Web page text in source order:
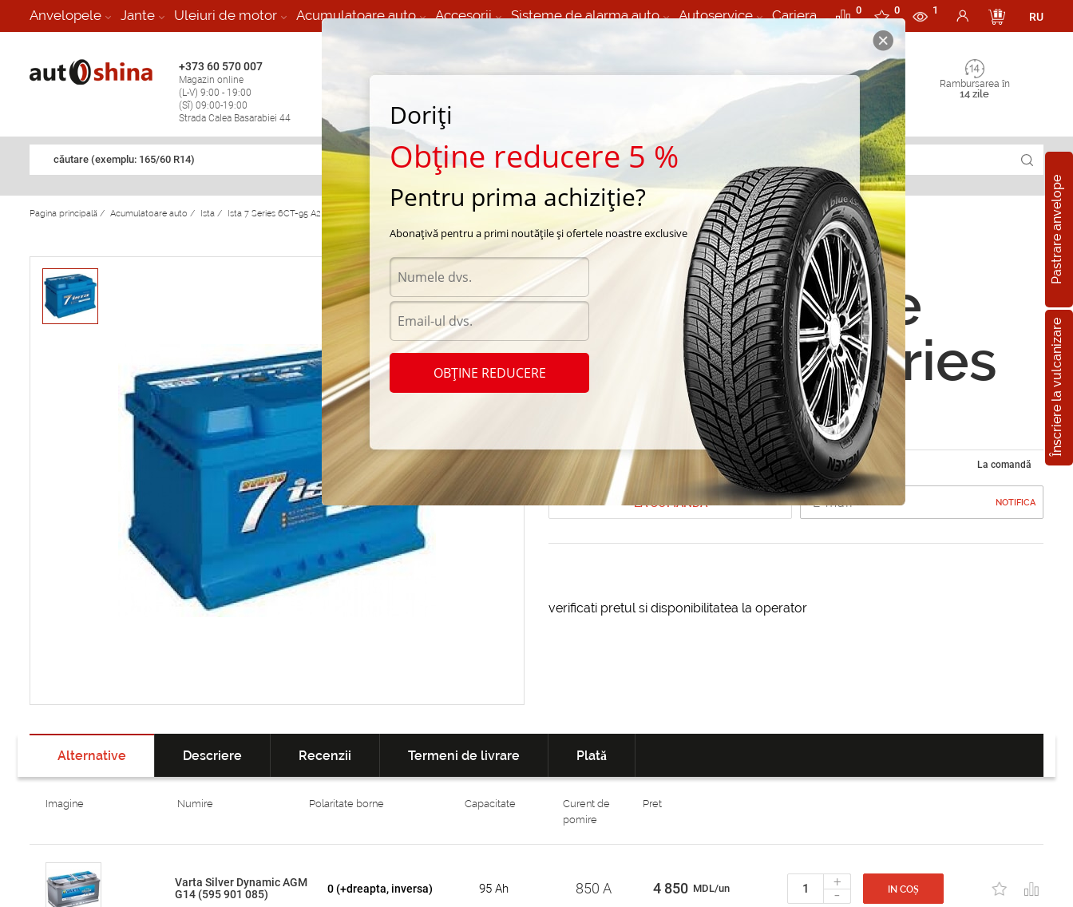
Anvelopele Jante Uleiuri de motor Acumulatoare auto Accesorii Sisteme de alarma auto Autoservice Cariera 0 0 1
RU
+373 60 570 007
Magazin online
(L-V) 9:00 - 19:00
(Sî) 09:00-19:00
Strada Calea Basarabiei 44
Vulcanizare Mobila 24/7 non
Rambursarea în
14 zile
căutare (exemplu: 165/60 R14)
Pastrare anvelope
Înscriere la vulcanizare
Pagina principală / Acumulatoare auto / Ista / Ista 7 Series 6CT-95 A2E
Acumulatoare
auto Ista 7 Series
6CT-95 A2E
Cod produs: AT-2361 La comandă
LA COMANDA NOTIFICA
verificati pretul si disponibilitatea la operator
Alternative Descriere Recenzii Termeni de livrare Plată
Imagine Numire Polaritate borne Capacitate
Curent de
pomire
Pret
Varta Silver Dynamic AGM
G14 (595 901 085)
0 (+dreapta, inversa) 95 Ah 850 A 4 850 MDL/un +
- IN COȘ
Doriți
Obține reducere 5 %
Pentru prima achiziție?
Abonațivă pentru a primi noutățile și ofertele noastre exclusive
OBȚINE REDUCERE